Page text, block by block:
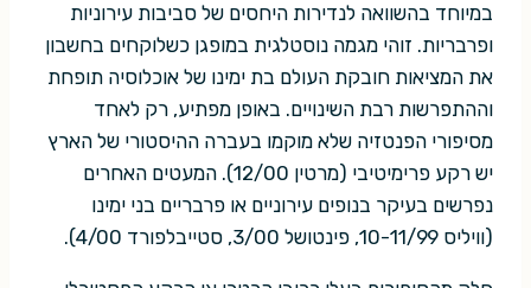
במיוחד בהשוואה לנדירות היחסים של סביבות עירוניות
ופרבריות. זוהי מגמה נוסטלגית במופגן כשלוקחים בחשבון
את המציאות חובקת העולם בת ימינו של אוכלוסיה תופחת
וההתפרשות רבת השינויים. באופן מפתיע, רק לאחד
מסיפורי הפנטזיה שלא מוקמו בעברה ההיסטורי של הארץ
יש רקע פרימיטיבי (מרטין 12/00). המעטים האחרים
נפרשים בעיקר בנופים עירוניים או פרבריים בני ימינו
(וויליס 10-11/99, פינטושל 3/00, סטייבלפורד 4/00).